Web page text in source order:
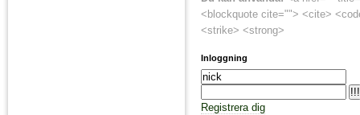
<blockquote cite=""> <cite>
<strike> <strong>
Inloggning
Registrera dig